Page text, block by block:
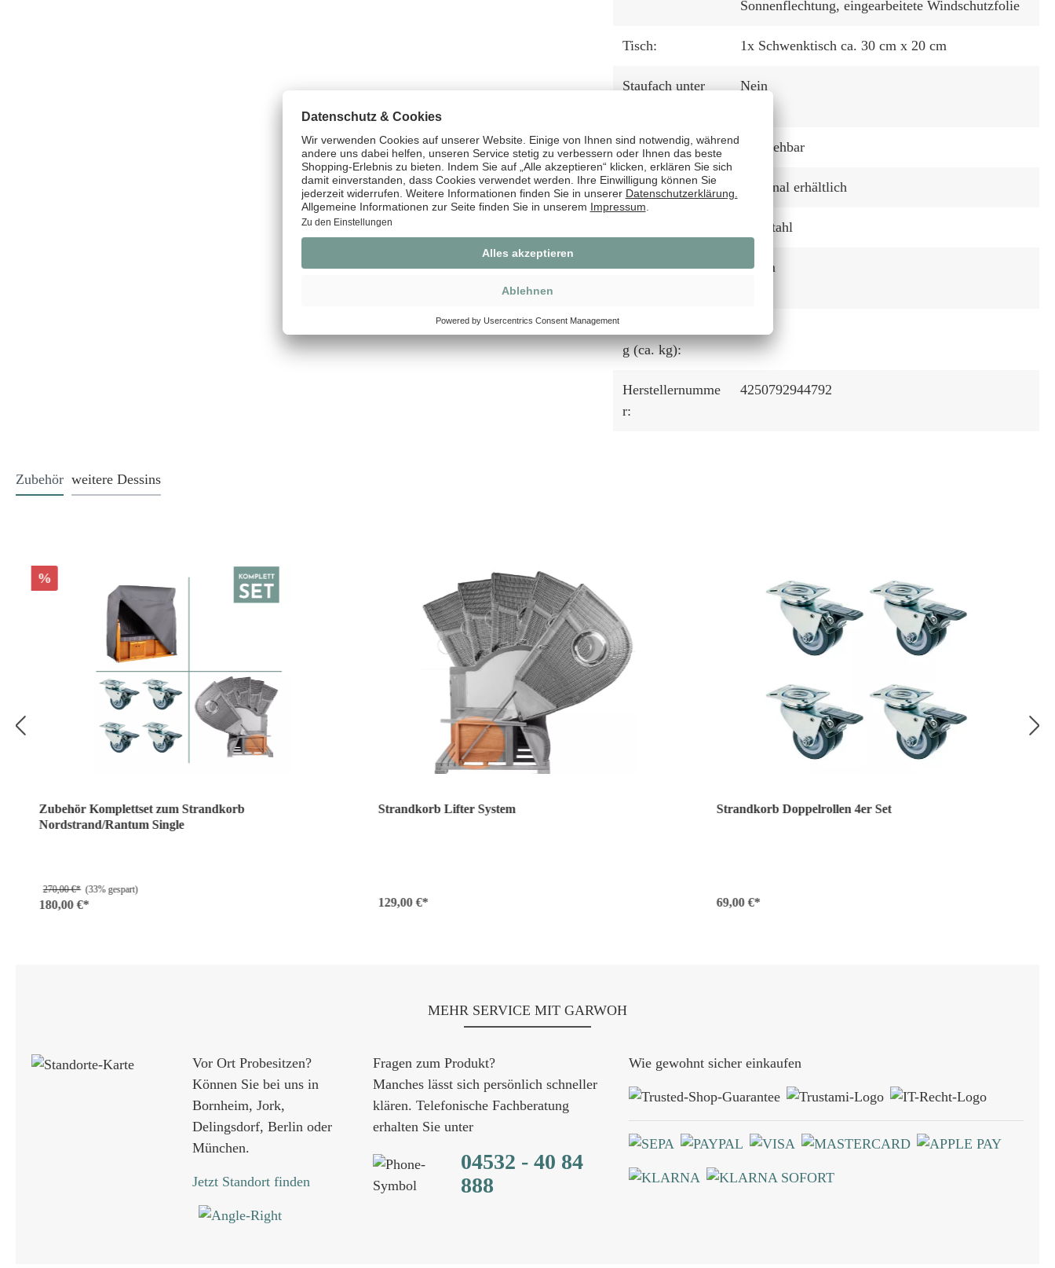
Sonnenflechtung, eingearbeitete Windschutzfolie
Tisch: 1x Schwenktisch ca. 30 cm x 20 cm
Staufach unter
Nein
Fußstützen: Ausziehbar
Lifter System: Optional erhältlich
Edelstahl
Innenmaß,
80 cm
g (ca. kg):
Herstellernumme
r:
4250792944792
Zubehör weitere Dessins
%
Zubehör Komplettset zum Strandkorb
Nordstrand/Rantum Single
270,00 €* (33% gespart)
180,00 €*
Strandkorb Lifter System
129,00 €*
Strandkorb Doppelrollen 4er Set
69,00 €*
MEHR SERVICE MIT GARWOH
Vor Ort Probesitzen?
Können Sie bei uns in
Bornheim, Jork,
Delingsdorf, Berlin oder
München.
Jetzt Standort finden
Fragen zum Produkt?
Manches lässt sich persönlich schneller
klären. Telefonische Fachberatung
erhalten Sie unter
04532 - 40 84
888
Wie gewohnt sicher einkaufen